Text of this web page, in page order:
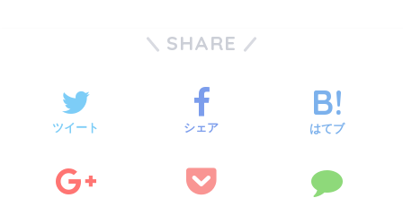
SHARE
ツイート シェア はてブ